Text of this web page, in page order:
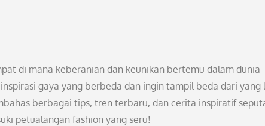
di mana keberanian dan keunikan bertemu dalam dunia
gaya yang berbeda dan ingin tampil beda dari yang
berbagai tips, tren terbaru, dan cerita inspiratif
petualangan fashion yang seru!